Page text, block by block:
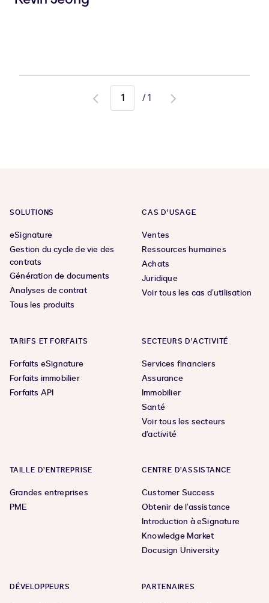
Go
/1
Go
SOLUTIONS
eSignature
Gestion du cycle de vie des
contrats
Génération de documents
Analyses de contrat
Tous les produits
CAS D’USAGE
Ventes
Ressources humaines
Achats
Juridique
Voir tous les cas d’utilisation
TARIFS ET FORFAITS
Forfaits eSignature
Forfaits immobilier
Forfaits API
SECTEURS D’ACTIVITÉ
Services financiers
Assurance
Immobilier
Santé
Voir tous les secteurs
d’activité
TAILLE D’ENTREPRISE
Grandes entreprises
PME
CENTRE D’ASSISTANCE
Customer Success
Obtenir de l’assistance
Introduction à eSignature
Knowledge Market
Docusign University
DÉVELOPPEURS PARTENAIRES